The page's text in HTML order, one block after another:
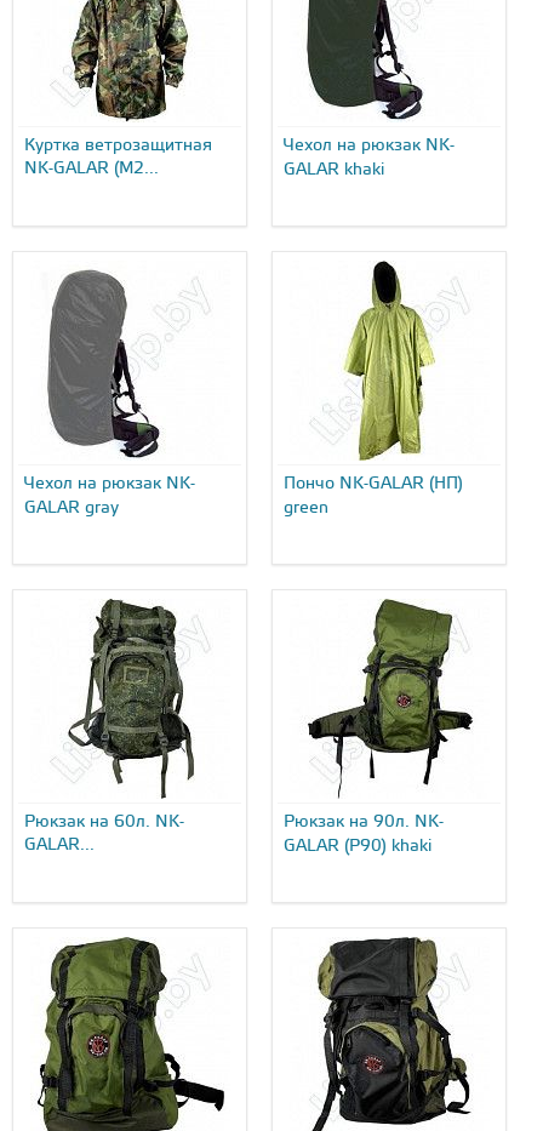
Куртка ветрозащитная
NK-GALAR (М2...
Чехол на рюкзак NK-
GALAR khaki
Чехол на рюкзак NK-
GALAR gray
Пончо NK-GALAR (НП)
green
Рюкзак на 60л. NK-
GALAR...
Рюкзак на 90л. NK-
GALAR (P90) khaki